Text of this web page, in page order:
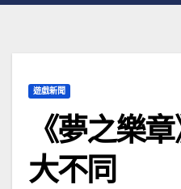
遊戲新聞
《夢之樂
大不同